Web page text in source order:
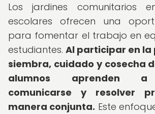
Los jardines comunitarios
escolares ofrecen una
para fomentar el trabajo en
estudiantes. Al participar en
siembra, cuidado y cosecha
alumnos aprenden a
comunicarse y resolver
manera conjunta. Este